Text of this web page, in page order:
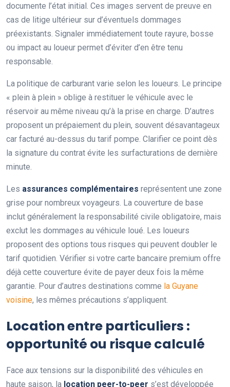
documente l’état initial. Ces images servent de preuve en
cas de litige ultérieur sur d’éventuels dommages
préexistants. Signaler immédiatement toute rayure, bosse
ou impact au loueur permet d’éviter d’en être tenu
responsable.
La politique de carburant varie selon les loueurs. Le principe
« plein à plein » oblige à restituer le véhicule avec le
réservoir au même niveau qu’à la prise en charge. D’autres
proposent un prépaiement du plein, souvent désavantageux
car facturé au-dessus du tarif pompe. Clarifier ce point dès
la signature du contrat évite les surfacturations de dernière
minute.
Les assurances complémentaires représentent une zone
grise pour nombreux voyageurs. La couverture de base
inclut généralement la responsabilité civile obligatoire, mais
exclut les dommages au véhicule loué. Les loueurs
proposent des options tous risques qui peuvent doubler le
tarif quotidien. Vérifier si votre carte bancaire premium offre
déjà cette couverture évite de payer deux fois la même
garantie. Pour d’autres destinations comme la Guyane
voisine, les mêmes précautions s’appliquent.
Location entre particuliers :
opportunité ou risque calculé
Face aux tensions sur la disponibilité des véhicules en
haute saison, la location peer-to-peer s’est développée